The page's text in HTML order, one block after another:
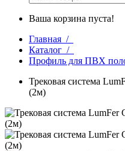
Ваша корзина пуста!
Главная /
Каталог /
Профиль для ПВХ
Трековая система
(2м)